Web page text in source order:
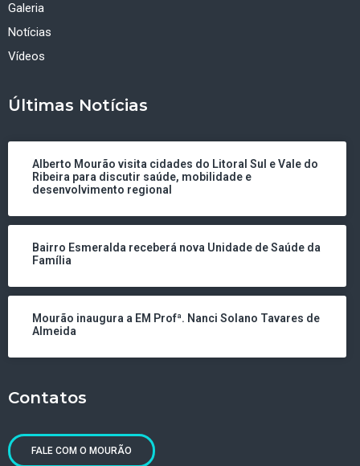
Galeria
Notícias
Vídeos
Últimas Notícias
Alberto Mourão visita cidades do Litoral Sul e Vale do
Ribeira para discutir saúde, mobilidade e
desenvolvimento regional
Bairro Esmeralda receberá nova Unidade de Saúde da
Família
Mourão inaugura a EM Profª. Nanci Solano Tavares de
Almeida
Contatos
FALE COM O MOURÃO